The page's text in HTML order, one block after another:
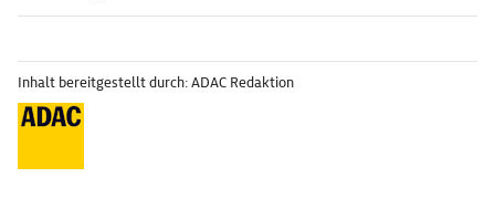
Inhalt bereitgestellt durch: ADAC Redaktion